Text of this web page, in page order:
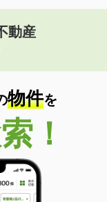
動産
物件を
！